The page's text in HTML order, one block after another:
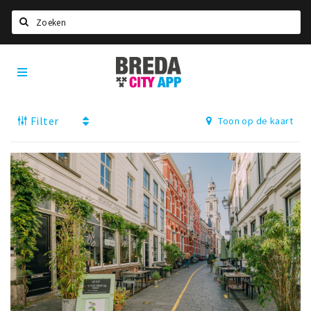
Home
Deals
Nieuws, interviews & blogs
Eten
Drinken
Slapen
Recreatief
Winkels
Breda
City
App
Filter Toon op de kaart